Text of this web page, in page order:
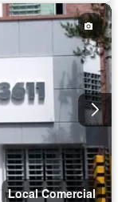
Local Comercial